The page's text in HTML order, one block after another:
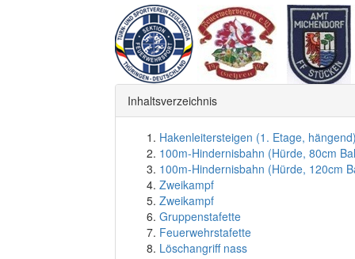
Inhaltsverzeichnis
Hakenleitersteigen (1. Etage,
100m-Hindernisbahn (Hürde, 80cm
100m-Hindernisbahn (Hürde, 120cm
Zweikampf
Zweikampf
Gruppenstafette
Feuerwehrstafette
Löschangriff nass